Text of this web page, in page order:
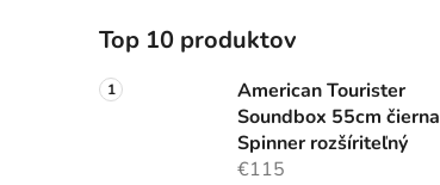
Top 10 produktov
American Tourister
Soundbox 55cm čierna
Spinner rozšíriteľný
€115